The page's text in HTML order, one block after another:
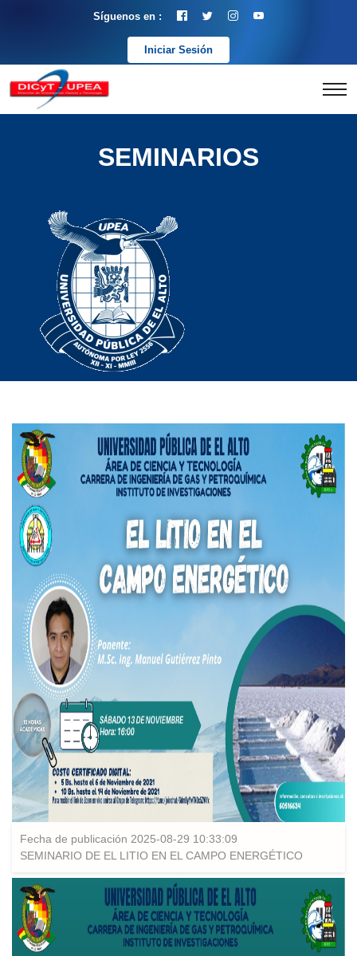
Síguenos en :
Iniciar Sesión
SEMINARIOS
Fecha de publicación 2025-08-29 10:33:09
SEMINARIO DE EL LITIO EN EL CAMPO ENERGÉTICO